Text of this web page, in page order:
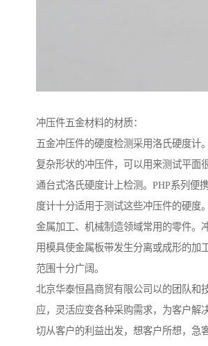
冲压件五金材料的材质：
五金冲压件的硬度检测采用洛氏硬度计
复杂形状的冲压件，可以用来测试平面
通台式洛氏硬度计上检测。PHP系列便
度计十分适用于测试这些冲压件的硬度
金属加工、机械制造领域常用的零件。
用模具使金属板带发生分离或成形的加
范围十分广阔。
北京华泰恒昌商贸有限公司以的团队和
应，灵活应变各种采购需求，为客户解
切从客户的利益出发，想客户所想，急